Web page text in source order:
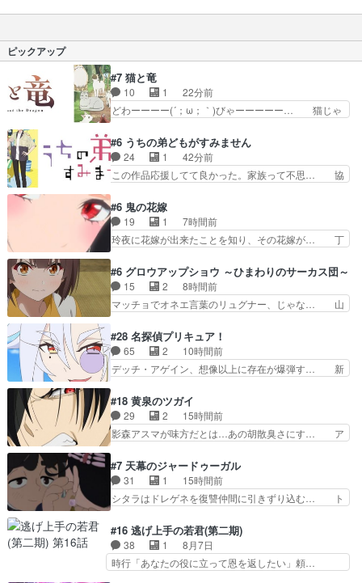
魔術師クノンは見えている9~13話… ①顔見せの
の儀で皆の心を掴み、言葉の通… まあとにかくほ
かすぎる！！！ドゥちゃん… ドゥさまの顔見せの
儀の衣装が可愛すぎる〜… 結局誰もがドゥ様の善
性を矯めるどころか逆… ただただ純粋で優しい魔
王の娘ドゥを愛でる…
ピックアップ
#7 猫と竜
10 1
22分前
どわーーーー(´；ω；｀)びゃーーーーー… 猫じゃ
んが久しぶりに森へ帰ってきた！！… おだやかに
ママにゃんが帰ってきた。この作… ママにゃんが
学校が休みになるので、久しぶ… ママニャン回で
キター！と喜んでたからの大… ママにゃん久しぶ
ッときた。今期で一番好… おかあちゃんっていい
もんだ。自分の全てを… ついにハイブチが出た！
毛色綺麗でかわいい…
#6 うちの弟どもがすみません
24 1
42分前
この作品応援してて良かった。家族って不思… 協
んが外に出られなくなってたのはいじめ… RPG
シーンカッコいい！もう転生モノに変… ゲーム内
の柊くんカッコイイな～そして意外… あれからゲ
ームの中では糸と柊はしっかり仲… 感想は、前話
力してオンラインRPGの強… 違うアニメ始まっ
たかと思ったら先週の続き… ご視聴ありがとうご
ざいましたよかった、本…
#6 鬼の花嫁
19 1
7時間前
玲夜に花嫁が出来たことを知り、その花嫁が… 丁
初、にゃん吉が透子のストーカーを始めた… 高道
きもいけどあれ横で見せつけられるのは… 玲夜の
前の婚約者鬼山桜子がめっちゃ別嬪さ… にゃんき
ちくんのお母さんが一番かわいいで… 花江さんが
いやイケメンが主人公にプレゼ… 「お願いがある
ときはキスでおねだりする」… 透子とにゃん吉の
馴れ初めを見れて良かった…
#6 グロウアップショウ ～ひまわりのサーカス団～
15 2
8時間前
マッチョでオネエ言葉のリュグナー、じゃな… 山
わりサーカスに突然現れた金髪の大男少… 伝説の
男の登場によって、山田の輝かしき過… お父さん
の相方登場回、良い回だったな。諏… 第６話をｄ
アニメストアで視聴しました。視… じゃがいもし
い公衆電話が出てきた。みず… おはようございま
す！瑞佳の正体が明かされ… 朝も昼もおやつもじ
ゃがいも尽くしの『ひま…
#28 名探偵プリキュア！
65 2
10時間前
デッチ・アゲイン、想像以上に存在が爆弾す… 新
部であるデッチ・アゲインの顔見せ回に… 謎の怪
盗出現…というか、ロンドンとマコト… 今回新た
な敵デッチアゲインが来たけどアル… みくる、ロ
ンドンに住んでたのに英語苦手っ… デッチは演出
ン、未来から来たのかな？ウ… 何か事情がある、
理由がある事をエクレール… デッチアゲイン初登
場。ニジーとちょっとキ…
#18 黄泉のツガイ
29 2
15時間前
影森アスマが味方だとは…あの胡散臭さにす… ア
りアスマ(石田彰キャラ)は裏切り者た… 原作を読
むの我慢していてよかっただって顔… どんどん増
えるツガイツガイよりも腹黒い人… 夜桜は「顔で
損してる」って言うけど、声で… おかしいな石田
ましてはアサちゃん目的で… "顔で損してる"企み
顔て何…wアスマさん… 顔で損してるアスマさん
ついでに声でも損し…
#7 天幕のジャードゥーガル
31 1
15時間前
シタラはドレゲネを復讐仲間に引きずり込む… ト
イに功績を挙げさせて政権と軍のバラン… 覇道の
トルイと王道のオゴタイって感じかな… 賢い人物
の行動は想定した目的達成のための… シタラとボ
ラクチンの考えが初めてシンクロ… ドレゲネのテ
#16 逃げ上手の若君(第二期)
38 1
8月7日
時行「あなたの役に立って恩を返したい」頼…